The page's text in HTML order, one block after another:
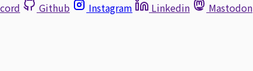
Github Instagram Linkedin Mastodon